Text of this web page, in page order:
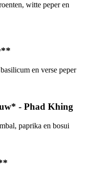
witte peper en
en verse peper
- Phad Khing
paprika en bosui